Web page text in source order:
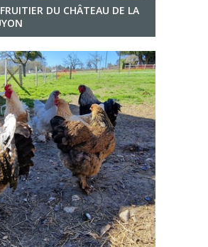
DU CHÂTEAU DE LA